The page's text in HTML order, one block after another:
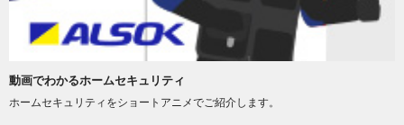
動画でわかるホームセキュリティ
ホームセキュリティをショートアニメでご紹介します。